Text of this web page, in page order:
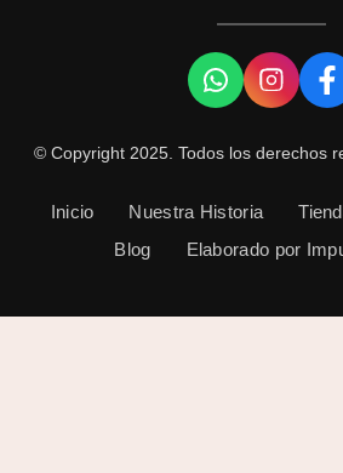
© Copyright 2025. Todos los derechos
Inicio Nuestra Historia
Blog
Elaborado por